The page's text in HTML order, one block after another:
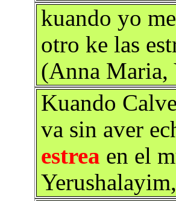
kuando yo
otro ke las
(Anna Maria,
Kuando
va sin aver
estrea en el